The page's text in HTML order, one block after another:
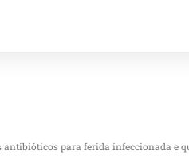
antibióticos para ferida infeccionada e